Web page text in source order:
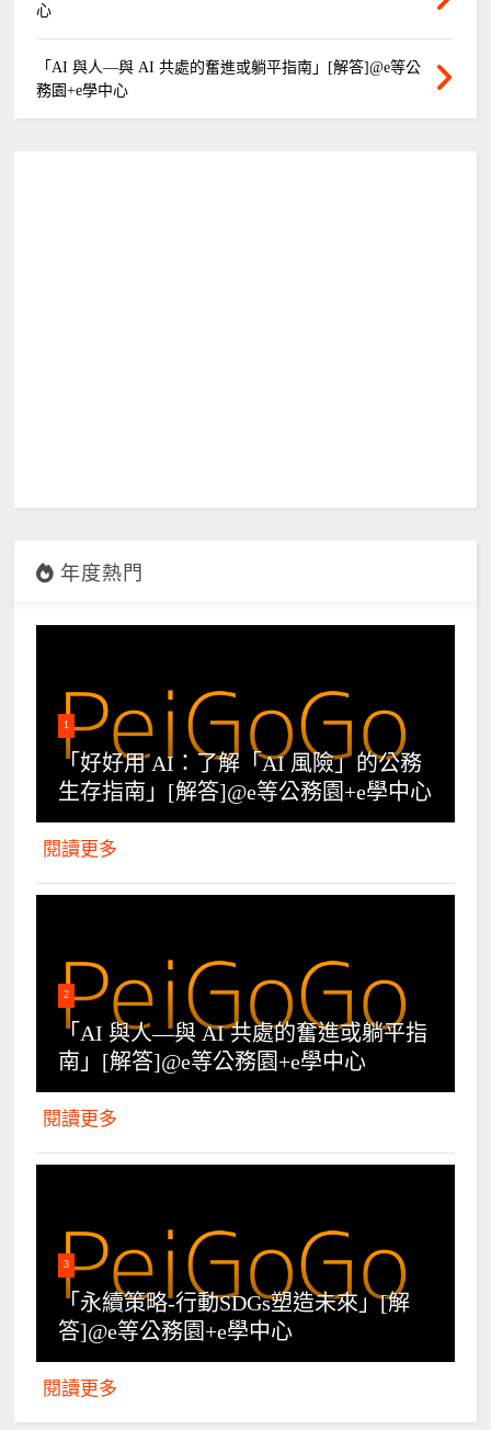
心
「AI 與人—與 AI 共處的奮進或躺平指南」[解答]@e等公
務園+e學中心
年度熱門
1
「好好用 AI：了解「AI 風險」的公務
生存指南」[解答]@e等公務園+e學中心
閱讀更多
2
「AI 與人—與 AI 共處的奮進或躺平指
南」[解答]@e等公務園+e學中心
閱讀更多
3
「永續策略-行動SDGs塑造未來」[解
答]@e等公務園+e學中心
閱讀更多